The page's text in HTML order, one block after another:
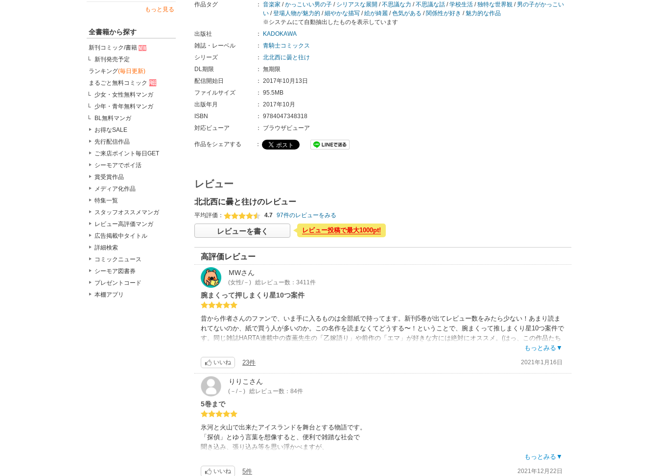
もっと見る
全書籍から探す
新刊コミック/書籍
新刊発売予定
ランキング(毎日更新)
まるごと無料コミック
少女・女性無料マンガ
少年・青年無料マンガ
BL無料マンガ
お得なSALE
先行配信作品
ご来店ポイント毎日GET
シーモアでポイ活
賞受賞作品
メディア化作品
特集一覧
スタッフオススメマンガ
レビュー高評価マンガ
広告掲載中タイトル
詳細検索
コミックニュース
シーモア図書券
プレゼントコード
本棚アプリ
作品タグ
： 音楽家 /かっこいい男の子 / シリアスな展開 /不思議な力 /不思議な話 /学校生活 /独特な世界観 / 男の子がかっこい
い /登場人物が魅力的 /細やかな描写 /絵が綺麗 /色気がある /関係性が好き / 魅力的な作品
※システムにて自動抽出したものを表示しています
出版社
：
KADOKAWA
雑誌・レーベル
： 青騎士コミックス
シリーズ
： 北北西に曇と往け
DL期限
： 無期限
配信開始日
： 2017年10月13日
ファイルサイズ
： 95.5MB
出版年月
： 2017年10月
ISBN
： 9784047348318
対応ビューア
： ブラウザビューア
作品をシェアする ：
レビュー
北北西に曇と往けのレビュー
平均評価： 4.7 97件のレビューをみる
レビューを書く レビュー投稿で最大1000pt!
高評価レビュー
MWさん
(女性/－) 総レビュー数：3411件
腕まくって押しまくり星10つ案件
昔から作者さんのファンで、いま手に入るものは全部紙で持ってます。新刊5巻が出てレビュー数をみたら少ない！あまり読ま
れてないのか、紙で買う人が多いのか。この名作を読まなくてどうする〜！ということで、腕まくって推しまくり星10つ案件で
す。同じ雑誌HARTA連載中の森薫先生の「乙嫁語り」や前作の「エマ」が好きな方には絶対にオススメ。(はっ、この作品たち
もいつか推さないと！) 舞台はアイスランド。そう、北海道と同じ大きさなのに人口35万人と人口密度が低すぎるあの国(ちなみ
に物価は高すぎる国) 。そこにフランス人恋愛現役の祖父ジャックと同居している御山慧。慧はモノと意思疎通ができる不思議
な力があって、その力を利用して探偵業を営んでいる。日本から旅行で来た幼なじみや不思議なアイスランド人チェリスト美少
女、そしてひと癖どころでなくかなり暗い闇と力をもつ弟を追い、ボロ愛車のスズキジムニーを駆ってアイスランド中を巡るお
話です。肉が好きで、お人好しで、美人が好きだけど苦手なイケメン慧や、慧のことをよくわかってるぼんやりしてるようでと
っても頭が良い親友の清。鳥の言葉がわかる美しい女の子大好きお祖父さんジャック。入江先生の描く愛すべきキャラクターた
ち、大好きです。
アイスランドの風景描写がほんとうに、ほんとうに、素晴らしい。アイスランドはまだ行ったことありませんが、たぶんスコッ
トランドのハイランドによく似ているはず。誰もいない荒野、風が強くて木も草も育たない、ヒースや苔のみ岩にしがみついて
育つ大地の丘を縫うようにして走る車からの風景、まさにそのままです。あのモデルのボロいジムニーは今でも現役で日本にい
るときに乗ってますが、古くても山道をよく走って足回りもよくとてもよい車なんですけど、後部座席に一応補助座席はあるの
に人が座れない仕様になってるのも、作品中に描写があって笑いました。(一度後ろ乗ったことあるけど、足の置き場がなくて
あれは無理だ)
もっとみる▼
いいね 23件 2021年1月16日
りりこ さん
(－/－) 総レビュー数：84件
5巻まで
氷河と火山で出来たアイスランドを舞台とする物語です。
「探偵」とゆう言葉を想像すると、便利で雑踏な社会で
聞き込み、張り込み等を思い浮かべますが、
命を守り、探し人を追い求める。
もっとみる▼
いいね 5件 2021年12月22日